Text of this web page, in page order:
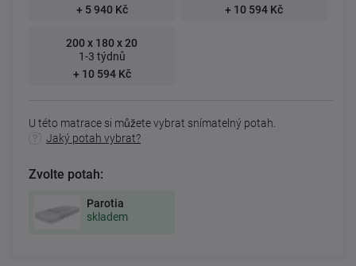
+ 5 940 Kč
+ 10 594 Kč
200 x 180 x 20
1-3 týdnů
+ 10 594 Kč
U této matrace si můžete vybrat snímatelný potah.
Jaký potah vybrat?
Zvolte potah:
Parotia
skladem